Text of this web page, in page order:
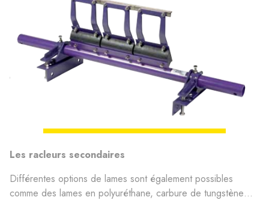
Les racleurs secondaires
Différentes options de lames sont également possibles
comme des lames en polyuréthane, carbure de tungstène…